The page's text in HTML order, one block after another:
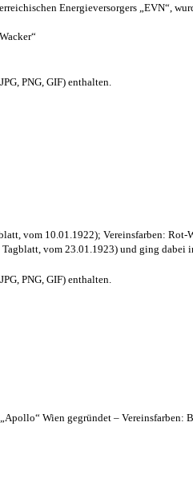
Energieversorgers „EVN“,
PNG, GIF) enthalten.
vom 10.01.1922); Vereinsfarben: Rot-
vom 23.01.1923) und ging dabei
PNG, GIF) enthalten.
Wien gegründet – Vereinsfarben: